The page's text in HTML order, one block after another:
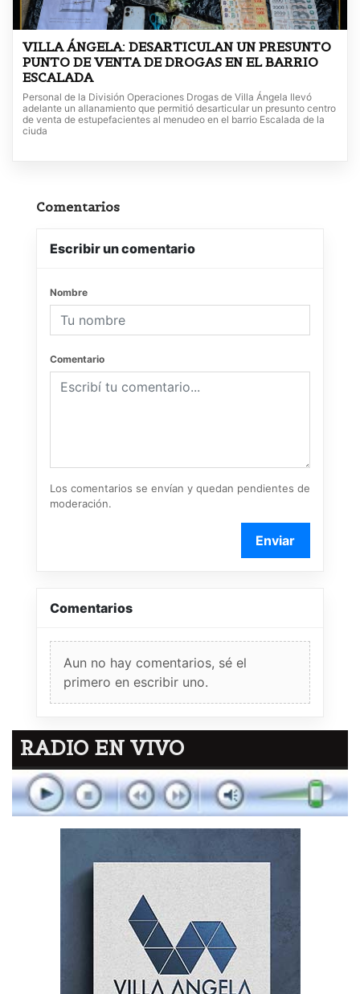
VILLA ÁNGELA: DESARTICULAN UN PRESUNTO
PUNTO DE VENTA DE DROGAS EN EL BARRIO
ESCALADA
Personal de la División Operaciones Drogas de Villa Ángela llevó
adelante un allanamiento que permitió desarticular un presunto centro
de venta de estupefacientes al menudeo en el barrio Escalada de la
ciuda
Comentarios
Escribir un comentario
Nombre
Comentario
Los comentarios se envían y quedan pendientes de
moderación.
Enviar
Comentarios
Aun no hay comentarios, sé el
primero en escribir uno.
RADIO EN VIVO